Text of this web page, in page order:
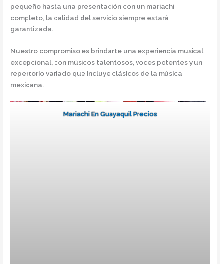
pequeño hasta una presentación con un mariachi
completo, la calidad del servicio siempre estará
garantizada.
Nuestro compromiso es brindarte una experiencia musical
excepcional, con músicos talentosos, voces potentes y un
repertorio variado que incluye clásicos de la música
mexicana.
Mariachi En Guayaquil Precios